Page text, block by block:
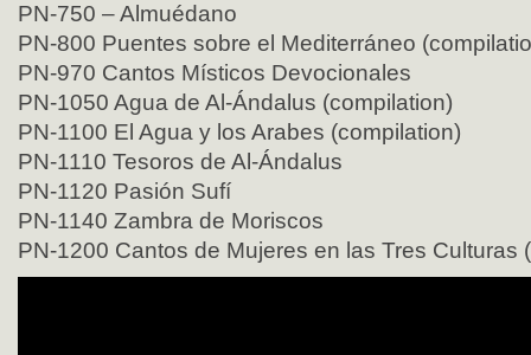
PN-750 – Almuédano
PN-800 Puentes sobre el Mediterráneo
PN-970 Cantos Místicos Devocionales
PN-1050 Agua de Al-Ándalus (compilation)
PN-1100 El Agua y los Arabes (compilation)
PN-1110 Tesoros de Al-Ándalus
PN-1120 Pasión Sufí
PN-1140 Zambra de Moriscos
PN-1200 Cantos de Mujeres en las Tres Culturas